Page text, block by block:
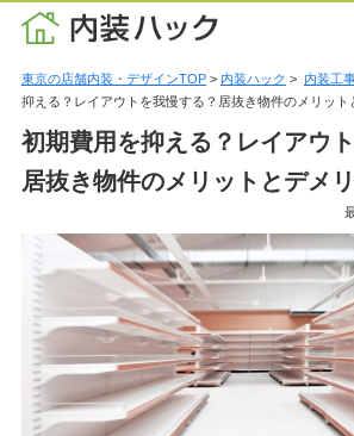
東京の店舗内装・デザインTOP> 内装ハック > 内装工
抑える？レイアウトを我慢する？居抜き物件のメリット
初期費用を抑える？レイアウ
居抜き物件のメリットとデメ